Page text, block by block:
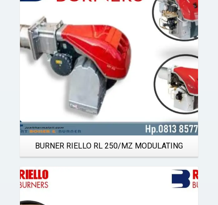
Details
BURNER RIELLO RL 250/MZ MODULATING